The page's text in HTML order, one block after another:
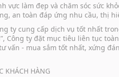
vực làm đẹp và chăm sóc sức
an toàn đáp ứng nhu cầu, thị
ty cung cấp dịch vụ tốt nhất
Công ty đặt mục tiêu liên tục
vấn - mua sắm tốt nhất, xứng
KHÁCH HÀNG